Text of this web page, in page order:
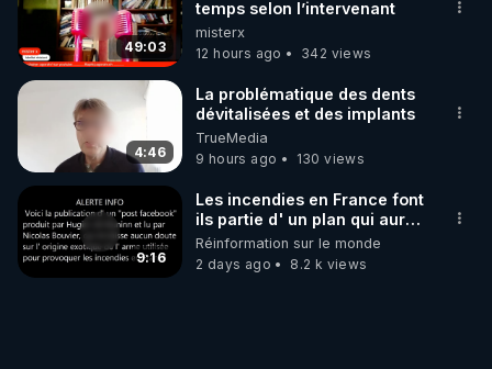
49:03
temps selon l’intervenant
misterx
12 hours ago
342 views
4:46
La problématique des dents
dévitalisées et des implants
TrueMedia
9 hours ago
130 views
9:16
Les incendies en France font
ils partie d' un plan qui aurait
débuté le 11 septembre 2001
?
Réinformation sur le monde
2 days ago
8.2 k views